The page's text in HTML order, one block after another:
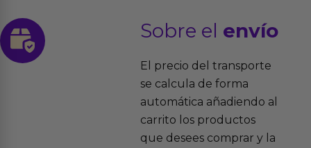
Sobre el envío
El precio del transporte
se calcula de forma
automática añadiendo al
carrito los productos
que desees comprar y la